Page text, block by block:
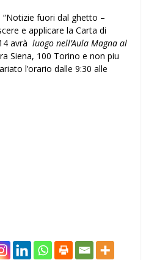
fuori dal ghetto –
e applicare la Carta di
avrà luogo nell’Aula Magna al
Siena, 100 Torino e non piu
l’orario dalle 9:30 alle